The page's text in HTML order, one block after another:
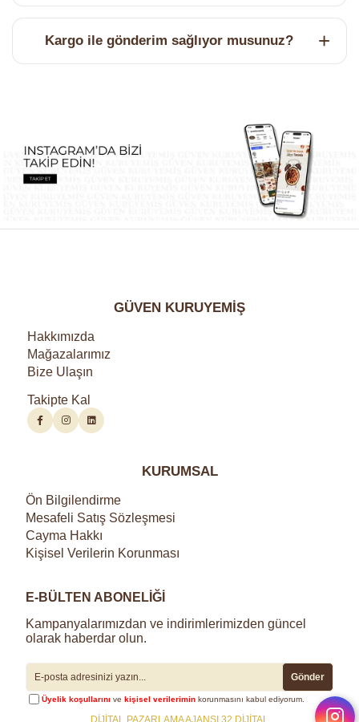
Kargo ile gönderim sağlıyor musunuz?
GÜVEN KURUYEMİŞ
Hakkımızda
Mağazalarımız
Bize Ulaşın
Takipte Kal
KURUMSAL
Ön Bilgilendirme
Mesafeli Satış Sözleşmesi
Cayma Hakkı
Kişisel Verilerin Korunması
E-BÜLTEN ABONELİĞİ
Kampanyalarımızdan ve indirimlerimizden güncel
olarak haberdar olun.
Gönder
Üyelik koşullarını vekişisel verilerimin korunmasını kabul ediyorum.